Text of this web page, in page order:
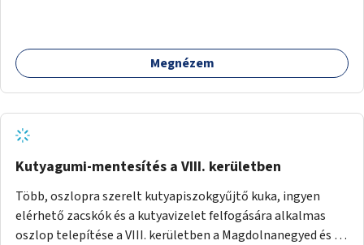
Megnézem
Kutyagumi-mentesítés a VIII. kerületben
Több, oszlopra szerelt kutyapiszokgyűjtő kuka, ingyen
elérhető zacskók és a kutyavizelet felfogására alkalmas
oszlop telepítése a VIII. kerületben a Magdolnanegyed és a